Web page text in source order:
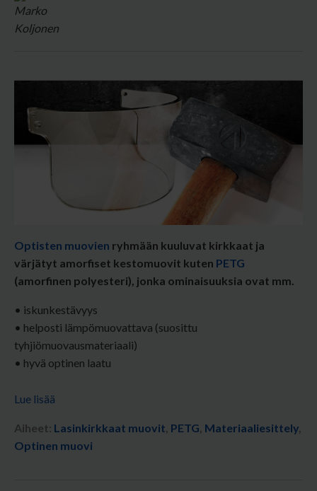
Optisten muovien ryhmään kuuluvat kirkkaat ja
värjätyt amorfiset kestomuovit kuten PETG
(amorfinen polyesteri), jonka ominaisuuksia ovat mm.
• iskunkestävyys
• helposti lämpömuovattava (suosittu
tyhjiömuovausmateriaali)
• hyvä optinen laatu
Lue lisää
Aiheet: Lasinkirkkaat muovit, PETG, Materiaaliesittely,
Optinen muovi